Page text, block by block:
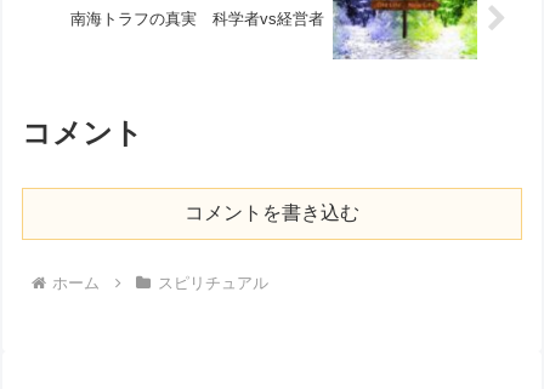
南海トラフの真実 科学者vs経営者
コメント
コメントを書き込む
ホーム スピリチュアル